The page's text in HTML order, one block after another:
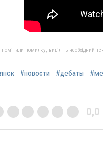
помилку, виділіть необхідний
#новости #дебаты
0,0